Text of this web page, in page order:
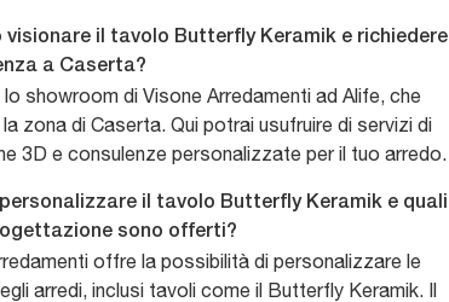
visionare il tavolo Butterfly Keramik e richiedere
a Caserta?
showroom di Visone Arredamenti ad Alife, che
zona di Caserta. Qui potrai usufruire di servizi di
3D e consulenze personalizzate per il tuo arredo.
il tavolo Butterfly Keramik e quali
sono offerti?
offre la possibilità di personalizzare le
arredi, inclusi tavoli come il Butterfly Keramik. Il